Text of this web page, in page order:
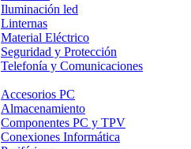
Iluminación led
Linternas
Material Eléctrico
Seguridad y Protección
Telefonía y Comunicaciones
Accesorios PC
Almacenamiento
Componentes PC y TPV
Conexiones Informática